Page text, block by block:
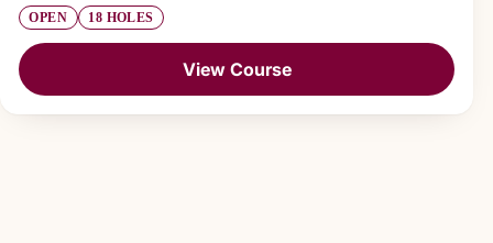
OPEN 18 HOLES
View Course